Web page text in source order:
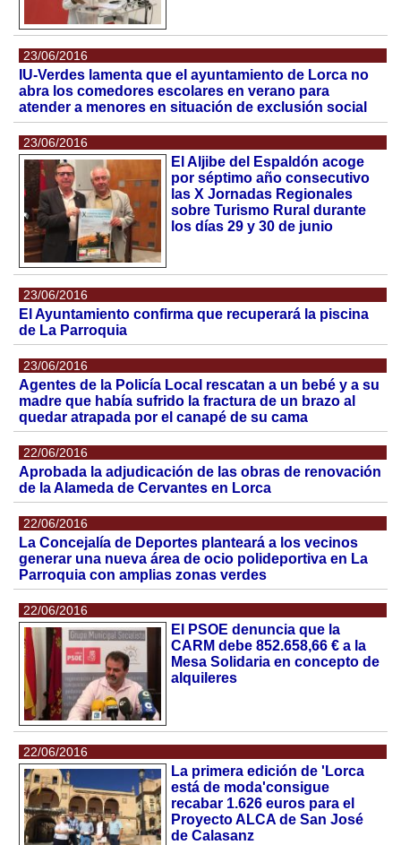
23/06/2016
IU-Verdes lamenta que el ayuntamiento de Lorca no
abra los comedores escolares en verano para
atender a menores en situación de exclusión social
23/06/2016
El Aljibe del Espaldón acoge
por séptimo año consecutivo
las X Jornadas Regionales
sobre Turismo Rural durante
los días 29 y 30 de junio
23/06/2016
El Ayuntamiento confirma que recuperará la piscina
de La Parroquia
23/06/2016
Agentes de la Policía Local rescatan a un bebé y a su
madre que había sufrido la fractura de un brazo al
quedar atrapada por el canapé de su cama
22/06/2016
Aprobada la adjudicación de las obras de renovación
de la Alameda de Cervantes en Lorca
22/06/2016
La Concejalía de Deportes planteará a los vecinos
generar una nueva área de ocio polideportiva en La
Parroquia con amplias zonas verdes
22/06/2016
El PSOE denuncia que la
CARM debe 852.658,66 € a la
Mesa Solidaria en concepto de
alquileres
22/06/2016
La primera edición de 'Lorca
está de moda'consigue
recabar 1.626 euros para el
Proyecto ALCA de San José
de Calasanz